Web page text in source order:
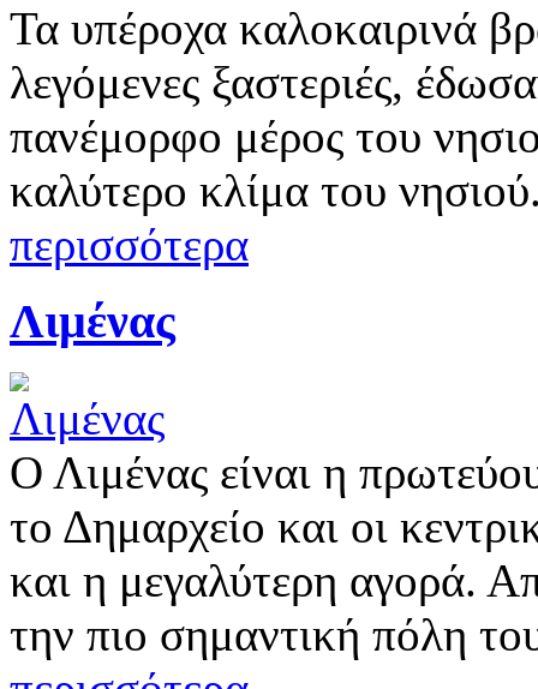
Τα υπέροχα καλοκαιρινά
λεγόμενες ξαστεριές,
πανέμορφο μέρος του
καλύτερο κλίμα του
περισσότερα
Λιμένας
Ο Λιμένας είναι η
το Δημαρχείο και οι
και η μεγαλύτερη αγορά.
την πιο σημαντική πόλη